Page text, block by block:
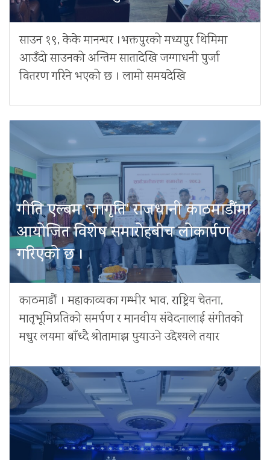
साउन १९, केके मानन्धर ।भक्तपुरको मध्यपुर थिमिमा
आउँदो साउनको अन्तिम सातादेखि जग्गाधनी पुर्जा
वितरण गरिने भएको छ । लामो समयदेखि
गीति एल्बम ‘जागृति’ राजधानी काठमाडौंमा
आयोजित विशेष समारोहबीच लोकार्पण
गरिएको छ ।
काठमाडौं । महाकाव्यका गम्भीर भाव, राष्ट्रिय चेतना,
मातृभूमिप्रतिको समर्पण र मानवीय संवेदनालाई संगीतको
मधुर लयमा बाँध्दै श्रोतामाझ पुर्‍याउने उद्देश्यले तयार